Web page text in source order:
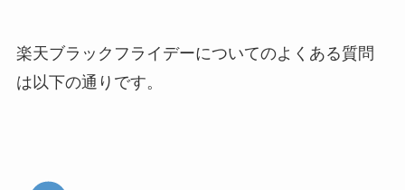
楽天ブラックフライデーについてのよくある質問
は以下の通りです。